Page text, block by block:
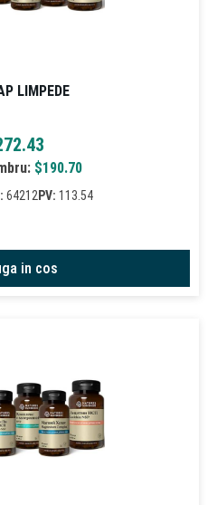
LIMPEDE
$190.70
64212PV: 113.54
in cos